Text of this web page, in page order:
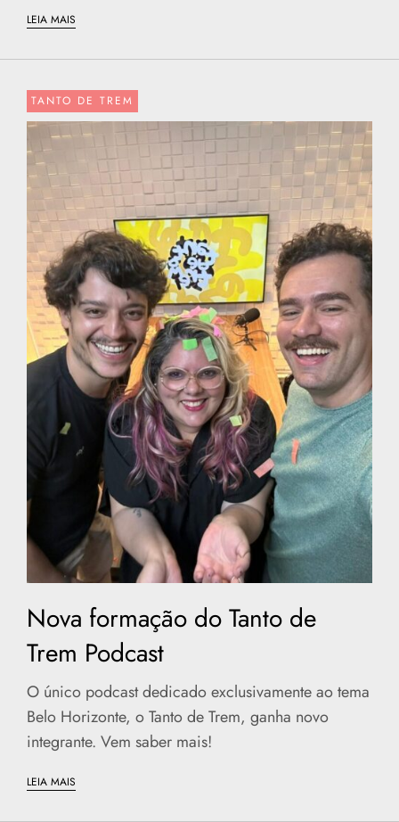
LEIA MAIS
TANTO DE TREM
Nova formação do Tanto de
Trem Podcast
O único podcast dedicado exclusivamente ao tema
Belo Horizonte, o Tanto de Trem, ganha novo
integrante. Vem saber mais!
LEIA MAIS